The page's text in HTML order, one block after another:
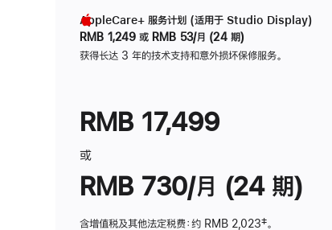
AppleCare+ 服务计划 (适用于 Studio Display)
RMB 1,249 或 RMB 53/月 (24 期)
获得长达 3 年的技术支持和意外损坏保修服务。
RMB 17,499
或
RMB 730/月 (24 期)
含增值税及其他法定税费：约 RMB 2,023脚
‡。